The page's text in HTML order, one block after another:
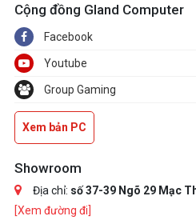
Cộng đồng Gland Computer
Facebook
Youtube
Group Gaming
Xem bản PC
Showroom
Địa chỉ: số 37-39 Ngõ 29 Mạc
[Xem đường đi]